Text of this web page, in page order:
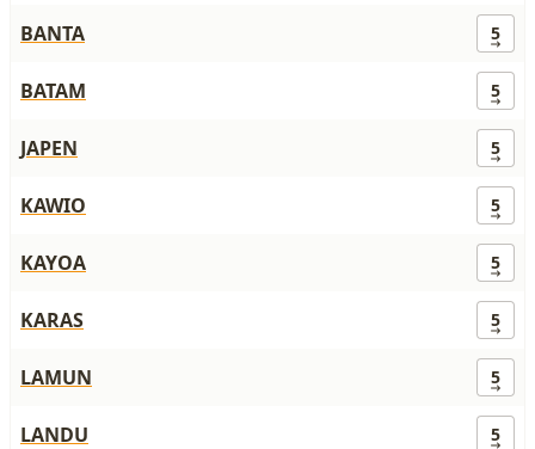
BANTA 5
BATAM 5
JAPEN 5
KAWIO 5
KAYOA 5
KARAS 5
LAMUN 5
LANDU 5